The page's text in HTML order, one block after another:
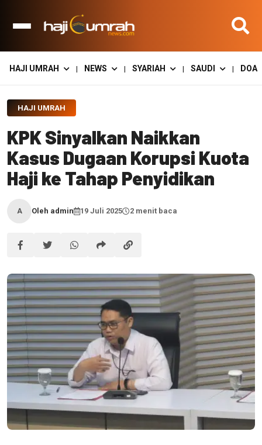
HAJI UMRAH | NEWS | SYARIAH | SAUDI | DOA
HAJI UMRAH
KPK Sinyalkan Naikkan
Kasus Dugaan Korupsi Kuota
Haji ke Tahap Penyidikan
A Oleh admin 19 Juli 2025 2 menit baca